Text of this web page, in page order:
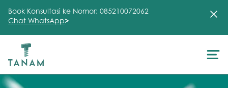
About Us
Book Konsultasi ke Nomor: 085210072062
Chat WhatsApp>